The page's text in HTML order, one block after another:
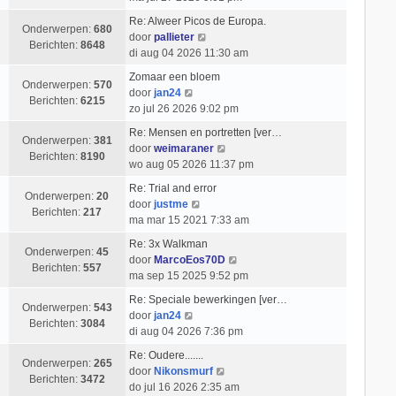
c
h
t
e
b
e
c
t
s
e
b
r
c
h
t
k
l
a
a
s
e
b
e
r
c
t
i
k
l
a
s
t
e
b
c
h
Onderwerpen: 680
Berichten: 8648
Re: Alweer Picos de Europa.
door pallieter
e
i
k
l
a
a
s
e
e
r
c
t
di aug 04 2026 11:30 am
Onderwerpen: 570
Berichten: 6215
Zomaar een bloem
door jan24
e
i
j
k
l
a
a
s
t
e
b
r
c
h
zo jul 26 2026 9:02 pm
Onderwerpen: 381
Berichten: 8190
Re: Mensen en portretten [ver…
door weimaraner
e
k
a
a
s
e
r
wo aug 05 2026 11:37 pm
Onderwerpen:20
Berichten:217
Re: Trial and error
door justme
e
i
j
k
l
a
s
t
ma mar 15 2021 7:33 am
Onderwerpen:45
Berichten:557
Re: 3x Walkman
door MarcoEos70D
e
i
k
a
ma sep 15 2025 9:52 pm
Onderwerpen: 543
Berichten: 3084
Re: Speciale bewerkingen [ver…
door jan24
e
i
j
di aug 04 2026 7:36 pm
Onderwerpen: 265
Berichten: 3472
Re: Oudere.......
door Nikonsmurf
e
do jul 16 2026 2:35 am